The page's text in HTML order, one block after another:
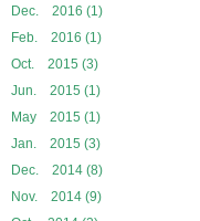
Dec. 2016 (1)
Feb. 2016 (1)
Oct. 2015 (3)
Jun. 2015 (1)
May 2015 (1)
Jan. 2015 (3)
Dec. 2014 (8)
Nov. 2014 (9)